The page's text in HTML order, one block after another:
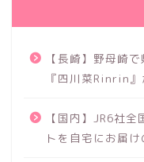
【長崎】野母崎
『四川菜Rinrin』
【国内】JR6社
トを自宅にお届